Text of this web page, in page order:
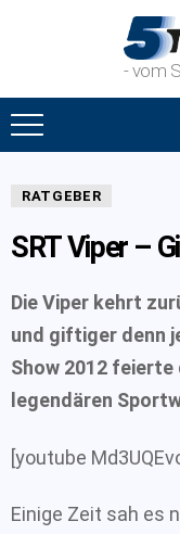
- vom
RATGEBER
SRT Viper –
Die Viper kehrt
und giftiger denn
Show 2012
legendären
[youtube
Einige Zeit sah es